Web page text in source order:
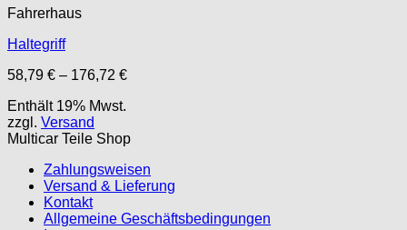
Fahrerhaus
Haltegriff
58,79 € – 176,72 €Preisspanne:
Enthält 19% Mwst.
zzgl. Versand
Multicar Teile Shop
Zahlungsweisen
Versand & Lieferung
Kontakt
Allgemeine Geschäftsbedingungen